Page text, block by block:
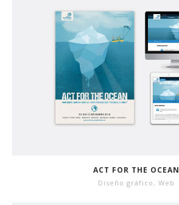
ACT FOR THE OCEAN
Diseño gráfico , Web